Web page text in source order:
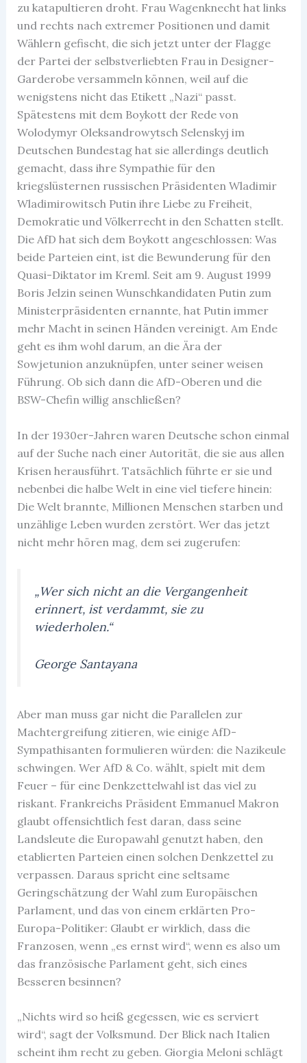
zu katapultieren droht. Frau Wagenknecht hat links
und rechts nach extremer Positionen und damit
Wählern gefischt, die sich jetzt unter der Flagge
der Partei der selbstverliebten Frau in Designer-
Garderobe versammeln können, weil auf die
wenigstens nicht das Etikett „Nazi“ passt.
Spätestens mit dem Boykott der Rede von
Wolodymyr Oleksandrowytsch Selenskyj im
Deutschen Bundestag hat sie allerdings deutlich
gemacht, dass ihre Sympathie für den
kriegslüsternen russischen Präsidenten Wladimir
Wladimirowitsch Putin ihre Liebe zu Freiheit,
Demokratie und Völkerrecht in den Schatten stellt.
Die AfD hat sich dem Boykott angeschlossen: Was
beide Parteien eint, ist die Bewunderung für den
Quasi-Diktator im Kreml. Seit am 9. August 1999
Boris Jelzin seinen Wunschkandidaten Putin zum
Ministerpräsidenten ernannte, hat Putin immer
mehr Macht in seinen Händen vereinigt. Am Ende
geht es ihm wohl darum, an die Ära der
Sowjetunion anzuknüpfen, unter seiner weisen
Führung. Ob sich dann die AfD-Oberen und die
BSW-Chefin willig anschließen?
In der 1930er-Jahren waren Deutsche schon einmal
auf der Suche nach einer Autorität, die sie aus allen
Krisen herausführt. Tatsächlich führte er sie und
nebenbei die halbe Welt in eine viel tiefere hinein:
Die Welt brannte, Millionen Menschen starben und
unzählige Leben wurden zerstört. Wer das jetzt
nicht mehr hören mag, dem sei zugerufen:
„Wer sich nicht an die Vergangenheit
erinnert, ist verdammt, sie zu
wiederholen.“
George Santayana
Aber man muss gar nicht die Parallelen zur
Machtergreifung zitieren, wie einige AfD-
Sympathisanten formulieren würden: die Nazikeule
schwingen. Wer AfD & Co. wählt, spielt mit dem
Feuer – für eine Denkzettelwahl ist das viel zu
riskant. Frankreichs Präsident Emmanuel Makron
glaubt offensichtlich fest daran, dass seine
Landsleute die Europawahl genutzt haben, den
etablierten Parteien einen solchen Denkzettel zu
verpassen. Daraus spricht eine seltsame
Geringschätzung der Wahl zum Europäischen
Parlament, und das von einem erklärten Pro-
Europa-Politiker: Glaubt er wirklich, dass die
Franzosen, wenn „es ernst wird“, wenn es also um
das französische Parlament geht, sich eines
Besseren besinnen?
„Nichts wird so heiß gegessen, wie es serviert
wird“, sagt der Volksmund. Der Blick nach Italien
scheint ihm recht zu geben. Giorgia Meloni schlägt